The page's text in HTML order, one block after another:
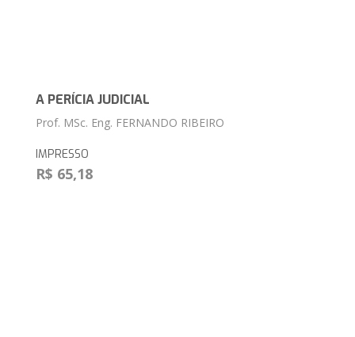
A PERÍCIA JUDICIAL
Prof. MSc. Eng. FERNANDO RIBEIRO
IMPRESSO
R$ 65,18